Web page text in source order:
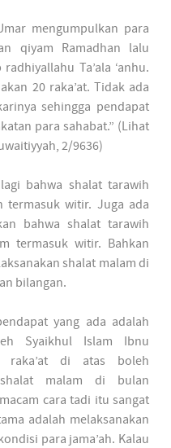
mengumpulkan para
qiyam Ramadhan lalu
Ta’ala ‘anhu.
20 raka’at. Tidak ada
sehingga pendapat
para sahabat.” (Lihat
2/9636)
bahwa shalat tarawih
termasuk witir. Juga ada
bahwa shalat tarawih
termasuk witir. Bahkan
shalat malam di
bilangan.
yang ada adalah
Syaikhul Islam Ibnu
raka’at di atas boleh
shalat malam di bulan
cara tadi itu sangat
adalah melaksanakan
para jama’ah. Kalau